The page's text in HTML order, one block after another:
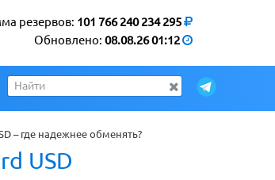
резервов: 101 766 240 234 295
Обновлено: 08.08.26 01:12
– где надежнее обменять?
USD